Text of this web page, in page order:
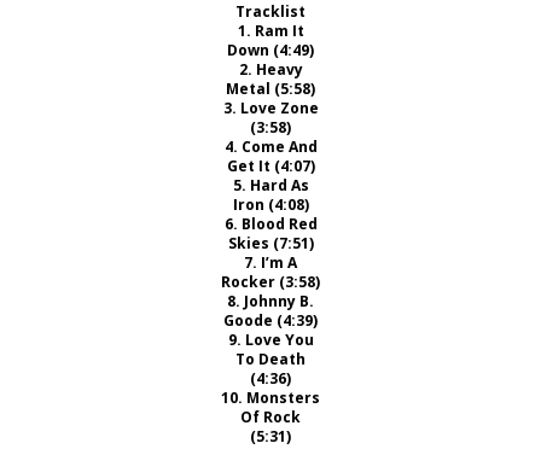
Tracklist
1. Ram It
Down (4:49)
2. Heavy
Metal (5:58)
3. Love Zone
(3:58)
4. Come And
Get It (4:07)
5. Hard As
Iron (4:08)
6. Blood Red
Skies (7:51)
7. I’m A
Rocker (3:58)
8. Johnny B.
Goode (4:39)
9. Love You
To Death
(4:36)
10. Monsters
Of Rock
(5:31)